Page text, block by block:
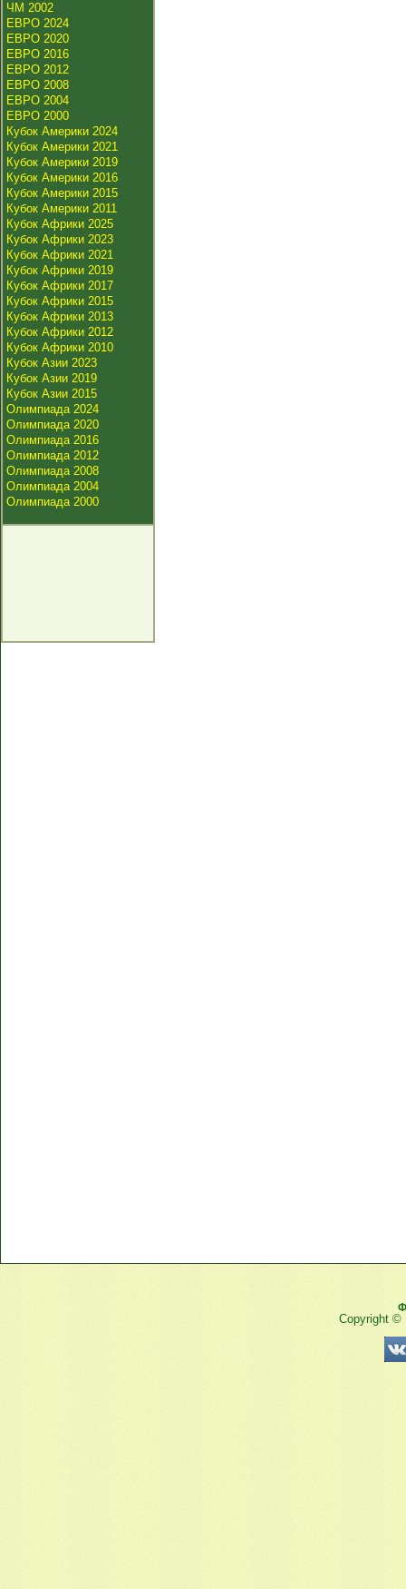
ЧМ 2002
ЕВРО 2024
ЕВРО 2020
ЕВРО 2016
ЕВРО 2012
ЕВРО 2008
ЕВРО 2004
ЕВРО 2000
Кубок Америки 2024
Кубок Америки 2021
Кубок Америки 2019
Кубок Америки 2016
Кубок Америки 2015
Кубок Америки 2011
Кубок Африки 2025
Кубок Африки 2023
Кубок Африки 2021
Кубок Африки 2019
Кубок Африки 2017
Кубок Африки 2015
Кубок Африки 2013
Кубок Африки 2012
Кубок Африки 2010
Кубок Азии 2023
Кубок Азии 2019
Кубок Азии 2015
Олимпиада 2024
Олимпиада 2020
Олимпиада 2016
Олимпиада 2012
Олимпиада 2008
Олимпиада 2004
Олимпиада 2000
Copyright ©